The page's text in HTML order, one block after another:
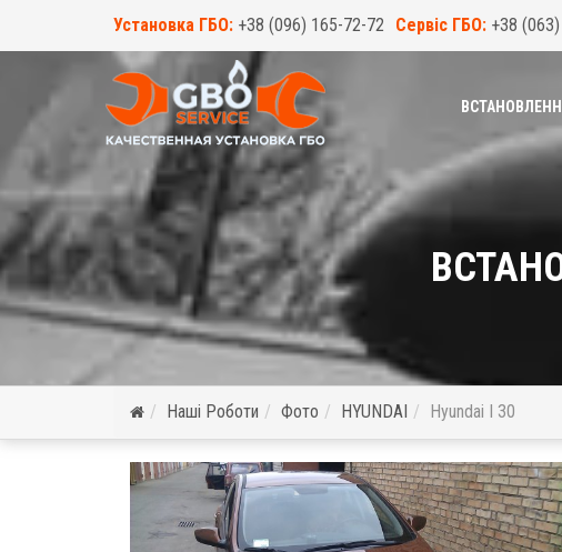
Установка ГБО: +38 (096) 165-72-72 Сервіс ГБО: +38
Наші Роботи Фото HYUNDAI Hyundai I 30